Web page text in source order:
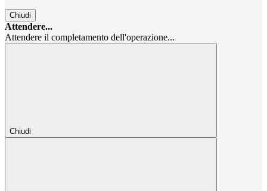
Chiudi
Attendere...
Attendere il completamento dell'operazione...
Chiudi